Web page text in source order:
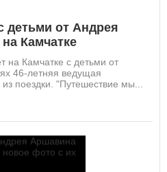
детьми от Андрея
Камчатке
на Камчатке с детьми от
46-летняя ведущая
поездки. "Путешествие мы...